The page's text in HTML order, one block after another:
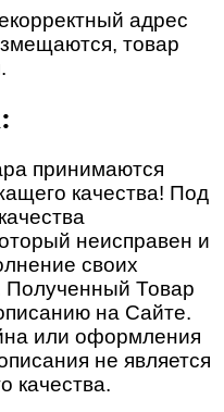
адрес
товар
принимаются
качества! Под
неисправен и
своих
Полученный Товар
на Сайте.
или оформления
не является
качества.